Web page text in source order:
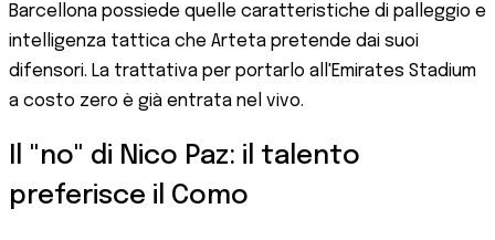
Barcellona possiede quelle caratteristiche di palleggio e
intelligenza tattica che Arteta pretende dai suoi
difensori. La trattativa per portarlo all'Emirates Stadium
a costo zero è già entrata nel vivo.
Il "no" di Nico Paz: il talento
preferisce il Como